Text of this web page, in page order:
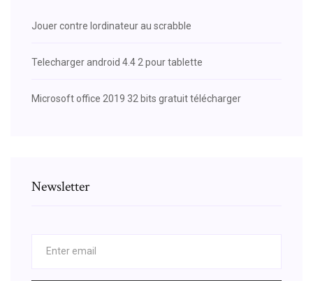
Jouer contre lordinateur au scrabble
Telecharger android 4.4 2 pour tablette
Microsoft office 2019 32 bits gratuit télécharger
Newsletter